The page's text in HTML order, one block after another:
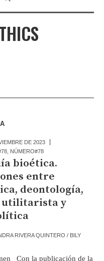
DE 2023
NÚMERO#78
bioética.
entre
deontología,
utilitarista y
RIVERA QUINTERO / BILY
Con la publicación de la